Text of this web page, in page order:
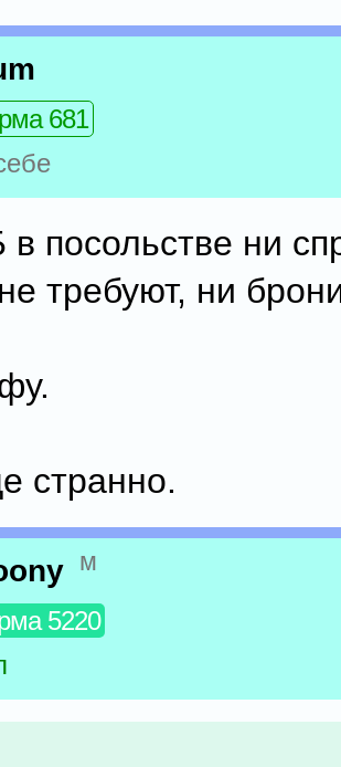
681
посольстве ни
требуют, ни
странно.
м
5220